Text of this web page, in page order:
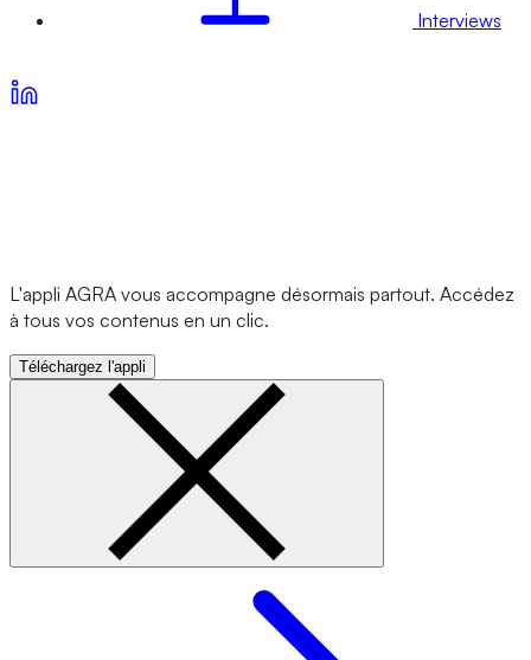
Interviews
L'appli AGRA vous accompagne désormais partout. Accédez
à tous vos contenus en un clic.
Téléchargez l'appli